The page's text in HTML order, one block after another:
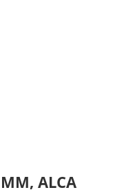
ALCA